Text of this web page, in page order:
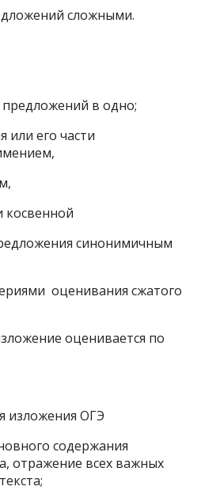
сложными.
предложений в одно;
или его части
косвенной
синонимичным
оценивания сжатого
оценивается по
изложения ОГЭ
содержания
отражение всех важных